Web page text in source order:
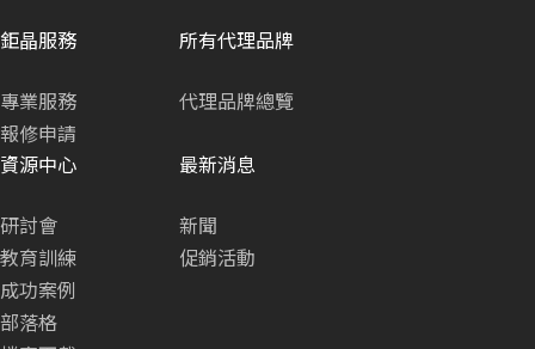
鉅晶服務
專業服務
報修申請
所有代理品牌
代理品牌總覽
資源中心
研討會
教育訓練
成功案例
部落格
最新消息
新聞
促銷活動